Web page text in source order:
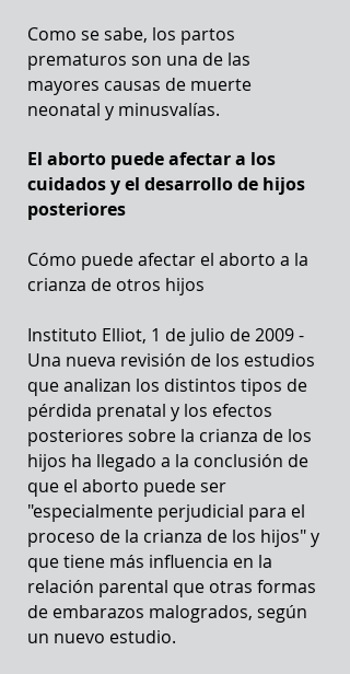
Como se sabe, los partos
prematuros son una de las
mayores causas de muerte
neonatal y minusvalías.
El aborto puede afectar a los
cuidados y el desarrollo de hijos
posteriores
Cómo puede afectar el aborto a la
crianza de otros hijos
Instituto Elliot, 1 de julio de 2009 -
Una nueva revisión de los estudios
que analizan los distintos tipos de
pérdida prenatal y los efectos
posteriores sobre la crianza de los
hijos ha llegado a la conclusión de
que el aborto puede ser
"especialmente perjudicial para el
proceso de la crianza de los hijos" y
que tiene más influencia en la
relación parental que otras formas
de embarazos malogrados, según
un nuevo estudio.